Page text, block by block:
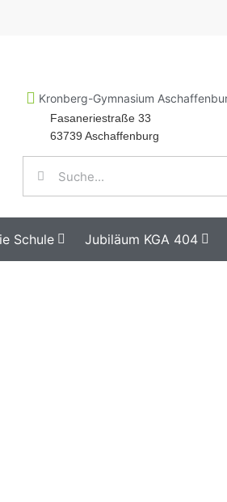
Kronberg-Gymnasium
Fasaneriestraße 33
63739 Aschaffenburg
Schule Jubiläum KGA 404